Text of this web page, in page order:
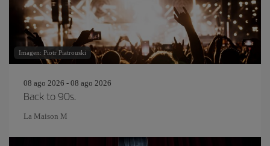
Imagen: Piotr Piatrouski
08 ago 2026 - 08 ago 2026
Back to 90s.
La Maison M